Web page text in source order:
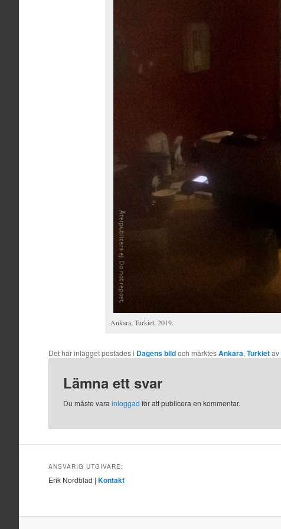
Ankara, Turkiet, 2019.
Det här inlägget postades i Dagens bildoch märktesAnkara, Turkietav
Lämna ett svar
Du måste varainloggad för att publicera en kommentar.
ANSVARIG UTGIVARE:
Erik Nordblad | Kontakt